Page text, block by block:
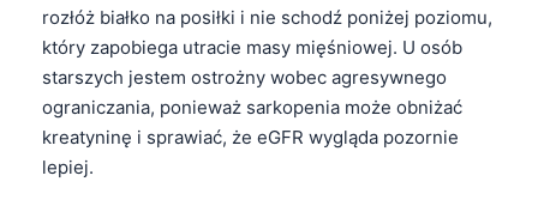
rozłóż białko na posiłki i nie schodź poniżej poziomu,
który zapobiega utracie masy mięśniowej. U osób
starszych jestem ostrożny wobec agresywnego
ograniczania, ponieważ sarkopenia może obniżać
kreatyninę i sprawiać, że eGFR wygląda pozornie
lepiej.